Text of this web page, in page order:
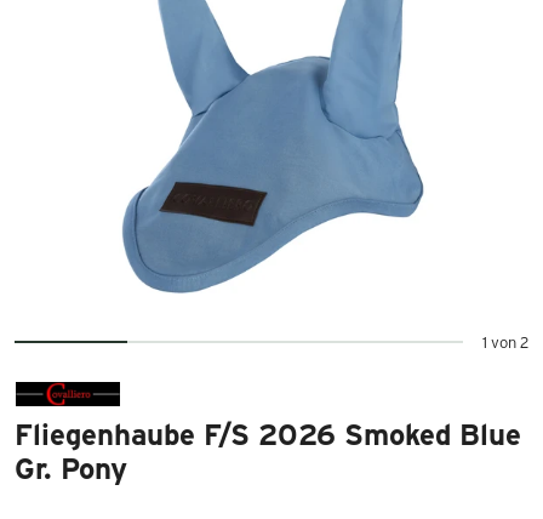
1 von 2
Fliegenhaube F/S 2026 Smoked Blue
Gr. Pony